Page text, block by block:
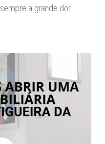
a grande dor…